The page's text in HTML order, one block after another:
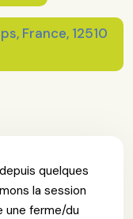
France, 12510
quelques
la session
une ferme/du